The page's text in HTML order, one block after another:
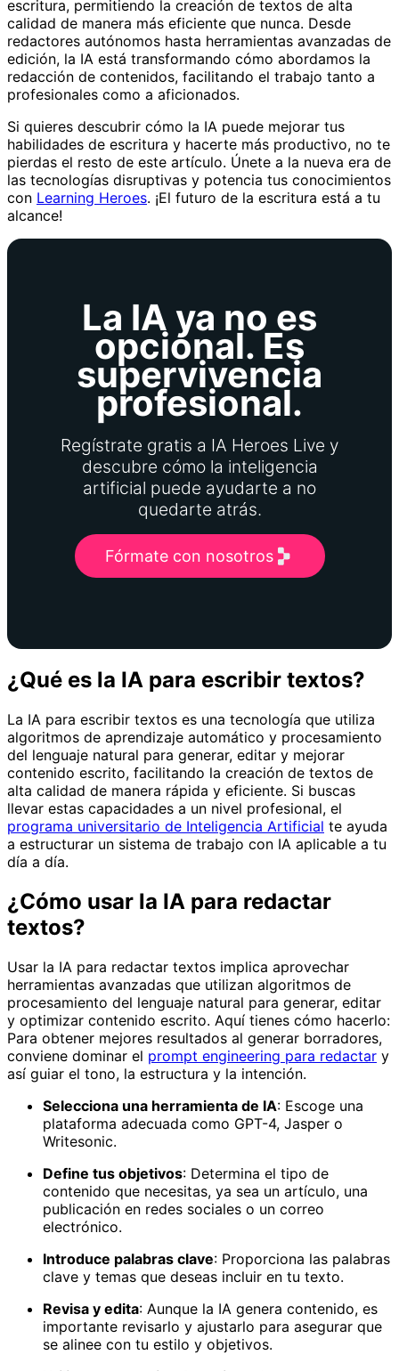
escritura, permitiendo la creación de textos de alta
calidad de manera más eficiente que nunca. Desde
redactores autónomos hasta herramientas avanzadas de
edición, la IA está transformando cómo abordamos la
redacción de contenidos, facilitando el trabajo tanto a
profesionales como a aficionados.
Si quieres descubrir cómo la IA puede mejorar tus
habilidades de escritura y hacerte más productivo, no te
pierdas el resto de este artículo. Únete a la nueva era de
las tecnologías disruptivas y potencia tus conocimientos
con Learning Heroes. ¡El futuro de la escritura está a tu
alcance!
La IA ya no es
opcional. Es
supervivencia
profesional.
Regístrate gratis a IA Heroes Live y
descubre cómo la inteligencia
artificial puede ayudarte a no
quedarte atrás.
Fórmate con nosotros
¿Qué es la IA para escribir textos?
La IA para escribir textos es una tecnología que utiliza
algoritmos de aprendizaje automático y procesamiento
del lenguaje natural para generar, editar y mejorar
contenido escrito, facilitando la creación de textos de
alta calidad de manera rápida y eficiente. Si buscas
llevar estas capacidades a un nivel profesional, el
programa universitario de Inteligencia Artificial te ayuda
a estructurar un sistema de trabajo con IA aplicable a tu
día a día.
¿Cómo usar la IA para redactar
textos?
Usar la IA para redactar textos implica aprovechar
herramientas avanzadas que utilizan algoritmos de
procesamiento del lenguaje natural para generar, editar
y optimizar contenido escrito. Aquí tienes cómo hacerlo:
Para obtener mejores resultados al generar borradores,
conviene dominar el prompt engineering para redactar y
así guiar el tono, la estructura y la intención.
Selecciona una herramienta de IA: Escoge una
plataforma adecuada como GPT-4, Jasper o
Writesonic.
Define tus objetivos: Determina el tipo de
contenido que necesitas, ya sea un artículo, una
publicación en redes sociales o un correo
electrónico.
Introduce palabras clave: Proporciona las palabras
clave y temas que deseas incluir en tu texto.
Revisa y edita: Aunque la IA genera contenido, es
importante revisarlo y ajustarlo para asegurar que
se alinee con tu estilo y objetivos.